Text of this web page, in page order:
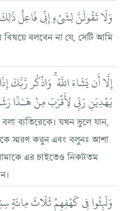
وَلَا تَقُولَنَّ لِشَيْءٍ إِنِّي فَاعِلٌ
বলবেন না যে, সেটি আমি
إِلَّا أَن يَشَاءَ اللَّهُ ۚ وَاذْكُر
يَهْدِيَنِ رَبِّي لِأَقْرَبَ مِنْ هَـٰذَا
বলা ব্যতিরেকে। যখন ভুলে যান,
স্মরণ করুন এবং বলুনঃ আশা
এর চাইতেও নিকটতম
وَلَبِثُوا فِي كَهْفِهِمْ ثَلَاثَ مِائَةٍ